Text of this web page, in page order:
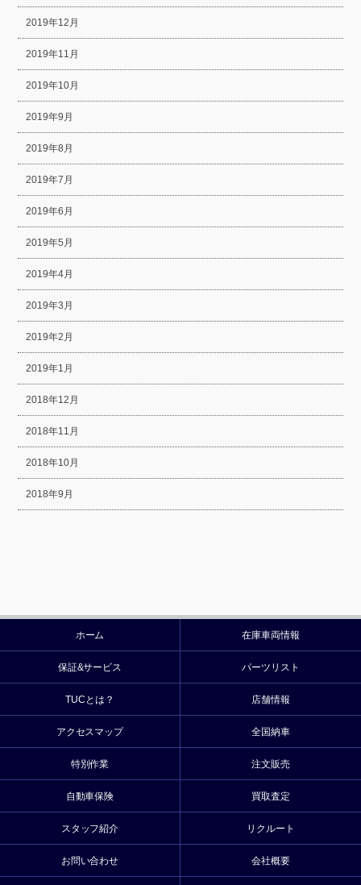
2019年12月
2019年11月
2019年10月
2019年9月
2019年8月
2019年7月
2019年6月
2019年5月
2019年4月
2019年3月
2019年2月
2019年1月
2018年12月
2018年11月
2018年10月
2018年9月
ホーム 在庫車両情報
保証&サービス パーツリスト
TUCとは？ 店舗情報
アクセスマップ 全国納車
特別作業 注文販売
自動車保険 買取査定
スタッフ紹介 リクルート
お問い合わせ 会社概要